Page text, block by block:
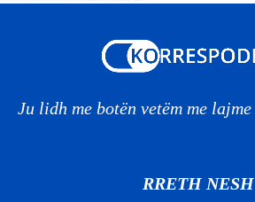
Ju lidh me botën vetëm me
RRETH NESH